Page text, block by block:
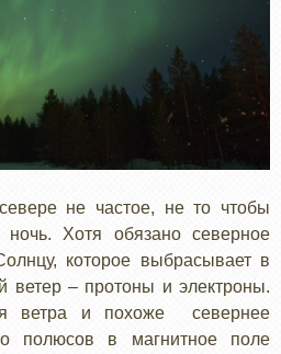
не частое, не то чтобы
Хотя обязано северное
которое выбрасывает в
ветер – протоны и электроны.
ветра и похоже севернее
полюсов в магнитное поле